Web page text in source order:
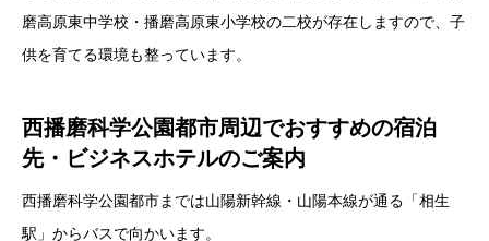
磨高原東中学校・播磨高原東小学校の二校が存在しますので、子
供を育てる環境も整っています。
西播磨科学公園都市周辺でおすすめの宿泊
先・ビジネスホテルのご案内
西播磨科学公園都市までは山陽新幹線・山陽本線が通る「相生
駅」からバスで向かいます。